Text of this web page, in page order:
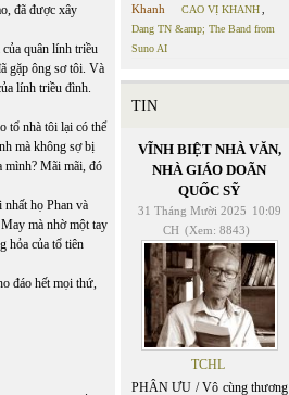
đã được xây
quân lính triều
gặp ông sơ tôi. Và
lính triều đình.
tổ nhà tôi lại có thể
mà không sợ bị
mình? Mãi mãi, đó
họ Phan và
mà nhờ một tay
hỏa của tổ tiên
đáo hết mọi thứ,
Khanh
CAO VỊ KHANH
Dang TN &amp; The Band from
Suno AI
TIN
VĨNH BIỆT NHÀ VĂN,
NHÀ GIÁO DOÃN
QUỐC SỸ
31 Tháng Mười 2025 10:09
CH (Xem: 8843)
TCHL
PHÂN ƯU / Vô cùng thương